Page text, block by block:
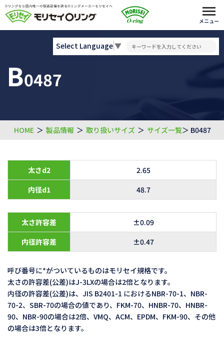
メニュー
B0487
Select Language▼
HOME ＞ 製品情報 ＞ 取り扱いサイズ ＞ サイズ一覧＞ B0487
太さd2
2.65
内径d1
48.7
太さ許容差
±0.09
内径許容差
±0.47
呼び番号に*がついているものはモリセイ規格です。
太さの許容差(公差)はJ-3LXの場合は2倍となります。
内径の許容差(公差)は、JIS B2401-1 におけるNBR-70-1、NBR-
70-2、SBR-70の場合の値であり、FKM-70、HNBR-70、HNBR-
90、NBR-90の場合は2倍、VMQ、ACM、EPDM、FKM-90、その他
の場合は3倍となります。